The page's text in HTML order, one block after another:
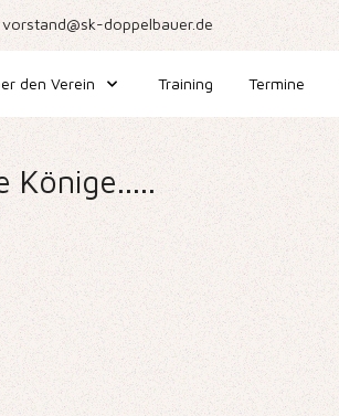
vorstand@sk-doppelbauer.de
den Verein Training Termine
Könige.....